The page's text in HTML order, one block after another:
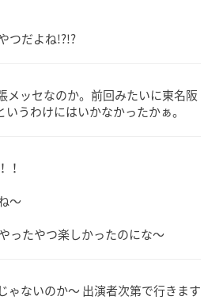
つだよね!?!?
メッセなのか。前回みたいに東名阪
うわけにはいかなかったかぁ。
！
～
ったやつ楽しかったのにな～
ゃないのか〜 出演者次第で行きます